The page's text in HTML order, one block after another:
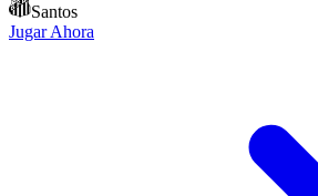
Santos
Jugar Ahora